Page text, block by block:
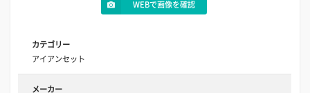
WEBで画像を確認
カテゴリー
アイアンセット
メーカー